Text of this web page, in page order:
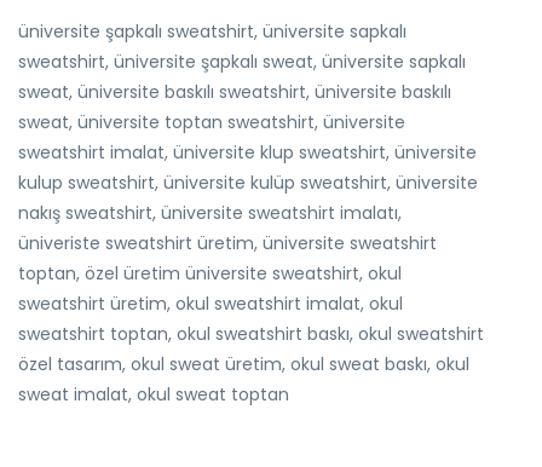
üniversite şapkalı sweatshirt, üniversite sapkalı
sweatshirt, üniversite şapkalı sweat, üniversite sapkalı
sweat, üniversite baskılı sweatshirt, üniversite baskılı
sweat, üniversite toptan sweatshirt, üniversite
sweatshirt imalat, üniversite klup sweatshirt, üniversite
kulup sweatshirt, üniversite kulüp sweatshirt, üniversite
nakış sweatshirt, üniversite sweatshirt imalatı,
üniveriste sweatshirt üretim, üniversite sweatshirt
toptan, özel üretim üniversite sweatshirt, okul
sweatshirt üretim, okul sweatshirt imalat, okul
sweatshirt toptan, okul sweatshirt baskı, okul sweatshirt
özel tasarım, okul sweat üretim, okul sweat baskı, okul
sweat imalat, okul sweat toptan